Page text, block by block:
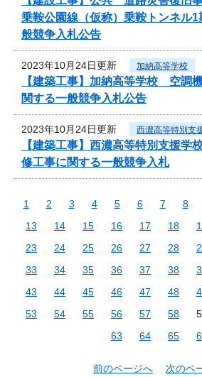
乗鞍公園線（仮称）乗鞍トンネル
般競争入札公告
2023年10月24日更新 加納高等学校
【建築工事】加納高等学校 空調
関する一般競争入札公告
2023年10月24日更新 西濃高等特別支
【建築工事】西濃高等特別支援
修工事に関する一般競争入札
1 2 3 4 5 6 7 8
13
14 15 16 17 18
23
24 25 26 27 28
33
34 35 36 37 38
43
44 45 46 47 48
53
54 55 56 57 58
63
64 65
前のページへ 次のペ